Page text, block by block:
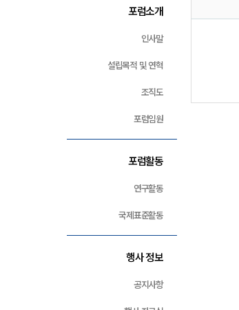
포럼소개
인사말
설립목적 및 연혁
조직도
포럼임원
포럼활동
연구활동
국제표준활동
행사 정보
공지사항